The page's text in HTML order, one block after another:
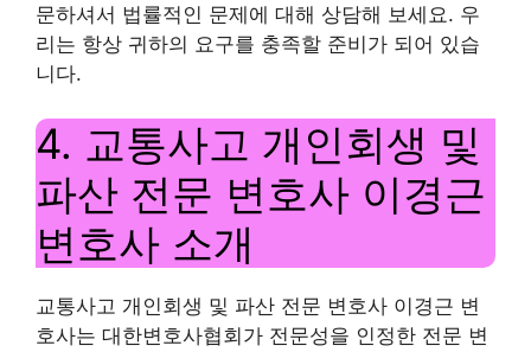
문하셔서 법률적인 문제에 대해 상담해 보세요. 우
리는 항상 귀하의 요구를 충족할 준비가 되어 있습
니다.
4. 교통사고 개인회생 및
파산 전문 변호사 이경근
변호사 소개
교통사고 개인회생 및 파산 전문 변호사 이경근 변
호사는 대한변호사협회가 전문성을 인정한 전문 변